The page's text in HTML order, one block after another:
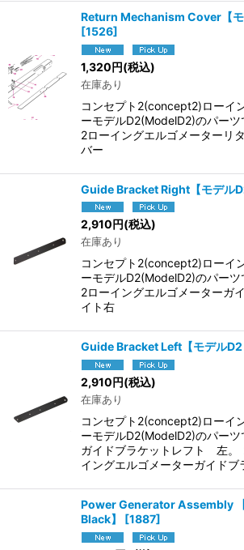
Return Mechanism Cover【モ
[1526]
1,320円(税込)
在庫あり
コンセプト2(concept2)ローイ
ーモデルD2(ModelD2)のパーツ
2ローイングエルゴメーターリ
バー
Guide Bracket Right【モデル
2,910円(税込)
在庫あり
コンセプト2(concept2)ローイ
ーモデルD2(ModelD2)のパーツ
2ローイングエルゴメーターガ
イト右
Guide Bracket Left【モデルD2
2,910円(税込)
在庫あり
コンセプト2(concept2)ローイ
ーモデルD2(ModelD2)のパーツ
ガイドブラケットレフト 左。
イングエルゴメーターガイド
Power Generator Assembly
Black】
[1887]